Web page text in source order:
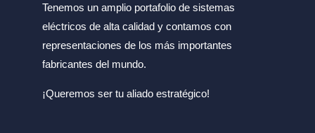
Tenemos un amplio portafolio de sistemas
eléctricos de alta calidad y contamos con
representaciones de los más importantes
fabricantes del mundo.
¡Queremos ser tu aliado estratégico!